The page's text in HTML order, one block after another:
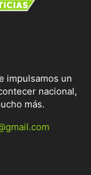
impulsamos un
nacional,
más.